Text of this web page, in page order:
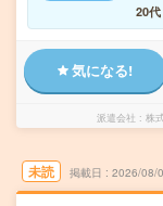
20代
気になる!
派遣会社 株
未読 掲載日 2026/08/